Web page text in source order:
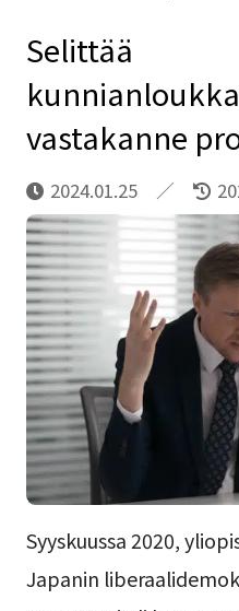
Selittää
vastakanne
2024.01.25
Syyskuussa 2020,
Japanin